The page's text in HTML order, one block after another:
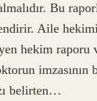
Bu
Aile
hekim raporu
imzasının
belirten…